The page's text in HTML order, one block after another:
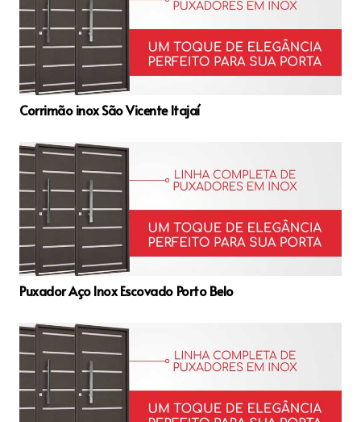
Corrimão inox São Vicente Itajaí
Puxador Aço Inox Escovado Porto Belo